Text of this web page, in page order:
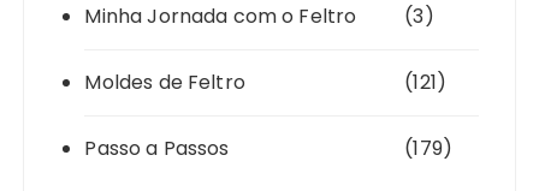
Minha Jornada com o Feltro (3)
Moldes de Feltro (121)
Passo a Passos (179)